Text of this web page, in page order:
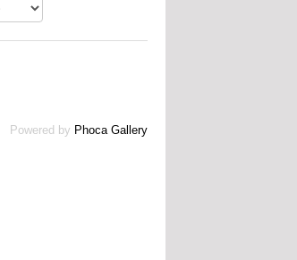
Powered by Phoca Gallery